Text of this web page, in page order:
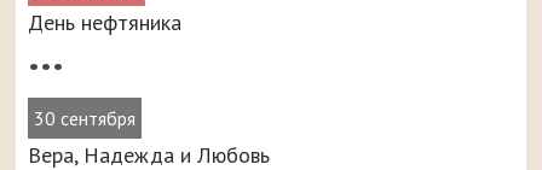
День нефтяника
•••
30 сентября
Вера, Надежда и Любовь